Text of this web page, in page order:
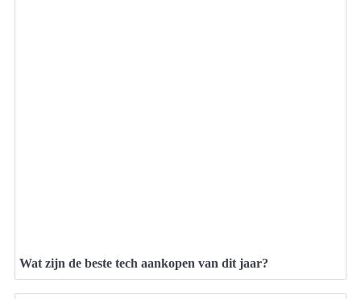
Wat zijn de beste tech aankopen van dit jaar?